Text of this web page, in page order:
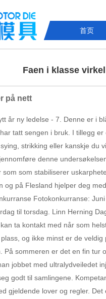
首页
Faen i klasse
på nett
år ny ledelse - 7. Denne er i
tatt sengen i bruk. I tillegg
strikking eller kanskje
denne
som stabiliserer
og på Flesland hjelper deg
Fotokonkurranse:
til torsdag. Linn Herning
ta kontakt med når som
og ikke minst er de
På sommeren er det en fin
jobbet med ultralydveiledet
godt til samlingene.
gjeldende lover og regler.